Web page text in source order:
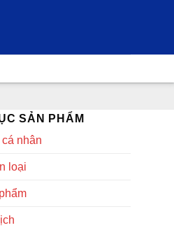
SẢN PHẨM
nhân
loại